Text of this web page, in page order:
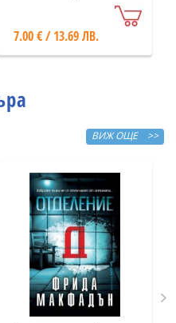
7.00 € / 13.69 ЛВ.
ВИЖ ОЩЕ >>